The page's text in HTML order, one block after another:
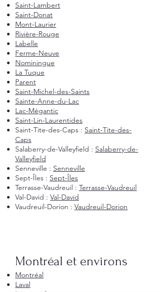
Saint-Lambert
Saint-Donat
Mont-Laurier
Rivière-Rouge
Labelle
Ferme-Neuve
Nominingue
La Tuque
Parent
Saint-Michel-des-Saints
Sainte-Anne-du-Lac
Lac-Mégantic
Saint-Lin-Laurentides
Saint-Tite-des-Caps : Saint-Tite-des-
Caps
Salaberry-de-Valleyfield : Salaberry-de-
Valleyfield
Senneville : Senneville
Sept-Îles : Sept-Îles
Terrasse-Vaudreuil : Terrasse-Vaudreuil
Val-David : Val-David
Vaudreuil-Dorion : Vaudreuil-Dorion
Montréal et environs
Montréal
Laval